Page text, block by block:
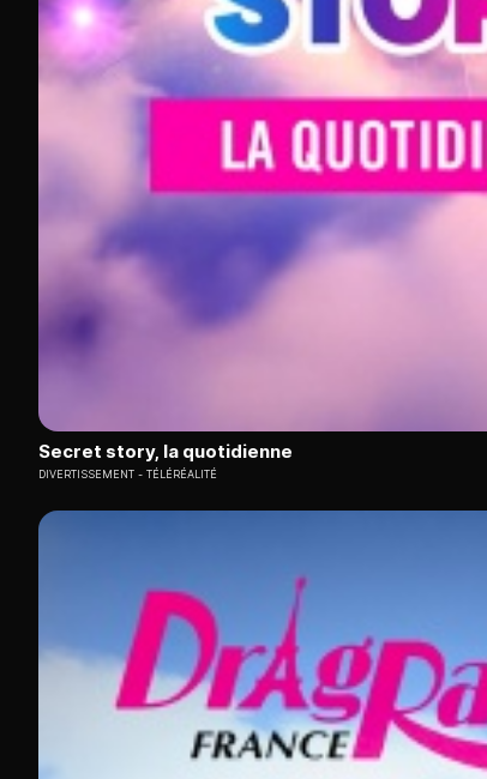
Secret story, la quotidienne
DIVERTISSEMENT TÉLÉRÉALITÉ